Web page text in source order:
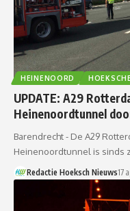
HEINENOORD
UPDATE: A29
Heinenoordtunnel
Barendrecht - De A29
Heinenoordtunnel is sinds
Redactie Hoeksch Nieuws17